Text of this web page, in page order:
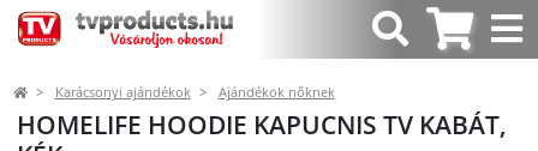
Karácsonyi ajándékok Ajándékok nőknek
HOMELIFE HOODIE KAPUCNIS TV KABÁT,